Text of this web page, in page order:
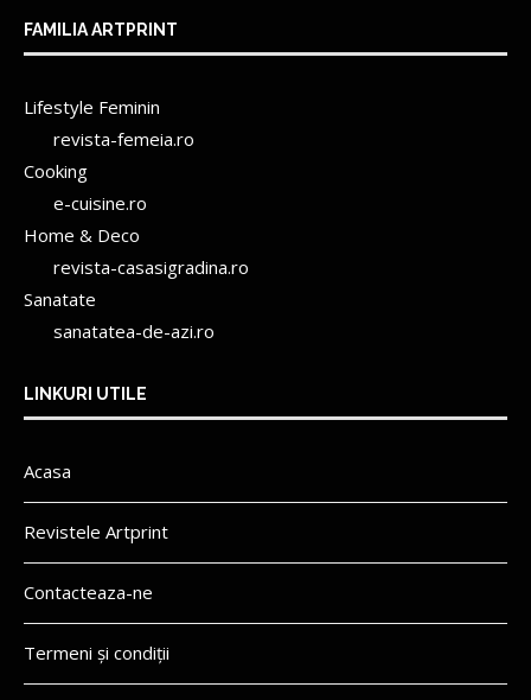
FAMILIA ARTPRINT
Lifestyle Feminin
revista-femeia.ro
Cooking
e-cuisine.ro
Home & Deco
revista-casasigradina.ro
Sanatate
sanatatea-de-azi.ro
LINKURI UTILE
Acasa
Revistele Artprint
Contacteaza-ne
Termeni și condiții